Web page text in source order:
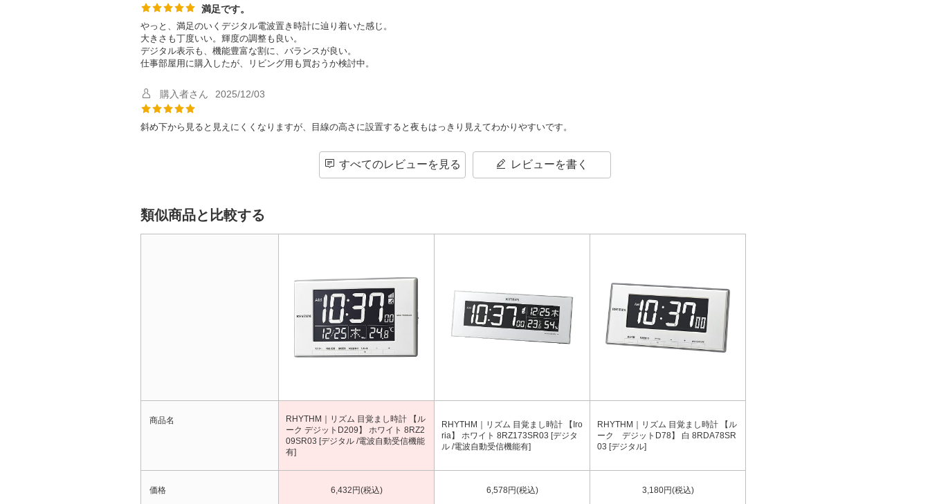
満足です。
やっと、満足のいくデジタル電波置き時計に辿り着いた感じ。
大きさも丁度いい。輝度の調整も良い。
デジタル表示も、機能豊富な割に、バランスが良い。
仕事部屋用に購入したが、リビング用も買おうか検討中。
購入者さん 2025/12/03
斜め下から見ると見えにくくなりますが、目線の高さに設置すると夜もはっきり見えてわかりやすいです。
すべてのレビューを見る レビューを書く
類似商品と比較する
商品名
RHYTHM｜リズム 目覚まし時計 【ル
ーク デジットD209】 ホワイト 8RZ2
09SR03 [デジタル /電波自動受信機能
有]
RHYTHM｜リズム 目覚まし時計 【Iro
ria】 ホワイト 8RZ173SR03 [デジタ
ル /電波自動受信機能有]
RHYTHM｜リズム 目覚まし時計 【ル
ーク デジットD78】 白 8RDA78SR
03 [デジタル]
価格 6,432円(税込) 6,578円(税込) 3,180円(税込)